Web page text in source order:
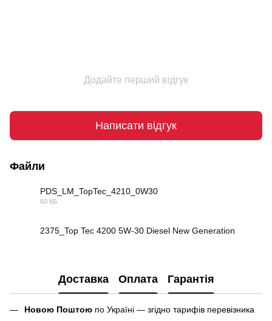
Додайте перший відгук
Написати відгук
Файли
PDS_LM_TopTec_4210_0W30
60 КБ
2375_Top Tec 4200 5W-30 Diesel New Generation
Доставка Оплата Гарантія
Новою Поштою по Україні — згідно тарифів перевізника